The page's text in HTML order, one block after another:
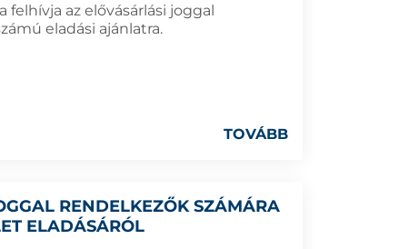
az elővásárlási joggal
eladási ajánlatra.
TOVÁBB
RENDELKEZŐK SZÁMÁRA
ELADÁSÁRÓL